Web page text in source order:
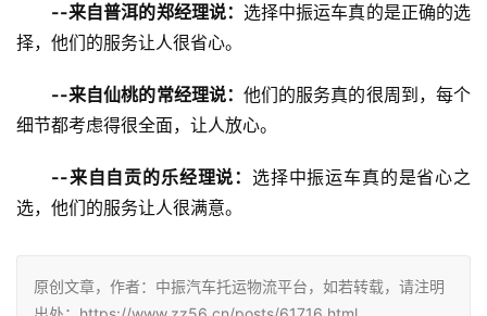
--来自普洱的郑经理说： 选择中振运车真的是正确的选
择，他们的服务让人很省心。
--来自仙桃的常经理说： 他们的服务真的很周到，每个
细节都考虑得很全面，让人放心。
--来自自贡的乐经理说： 选择中振运车真的是省心之
选，他们的服务让人很满意。
原创文章，作者：中振汽车托运物流平台，如若转载，请注明